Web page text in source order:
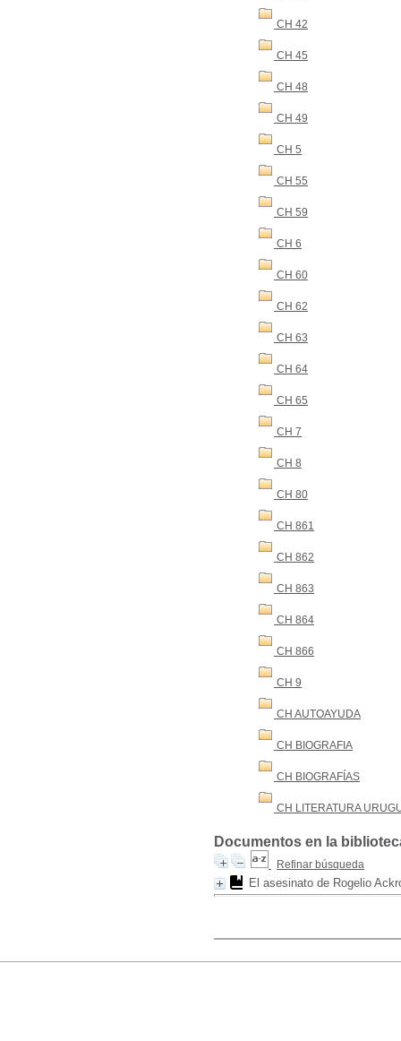
CH 42
CH 45
CH 48
CH 49
CH 5
CH 55
CH 59
CH 6
CH 60
CH 62
CH 63
CH 64
CH 65
CH 7
CH 8
CH 80
CH 861
CH 862
CH 863
CH 864
CH 866
CH 9
CH AUTOAYUDA
CH BIOGRAFIA
CH BIOGRAFÍAS
CH LITERATURA
Documentos en la
Refinar búsqueda
El asesinato de Rogelio